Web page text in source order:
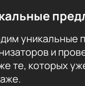
уникальные
и
те, которых